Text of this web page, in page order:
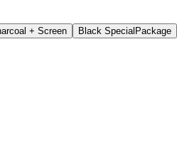
+ Screen Black SpecialPackage